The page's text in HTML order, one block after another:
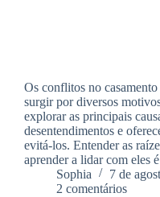
Os conflitos no
surgir por diversos
explorar as principais
desentendimentos e
evitá-los. Entender as
aprender a lidar com eles
Sophia
7 de
2 comentários